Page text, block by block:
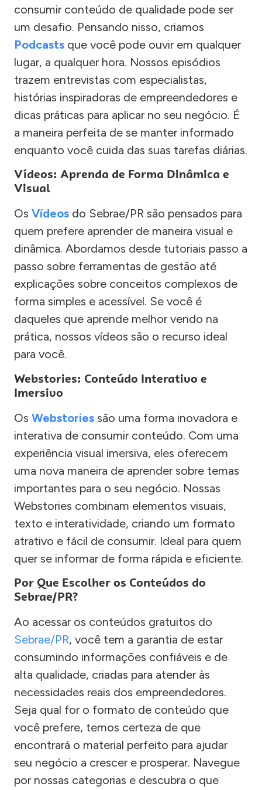
consumir conteúdo de qualidade pode ser
um desafio. Pensando nisso, criamos
Podcasts que você pode ouvir em qualquer
lugar, a qualquer hora. Nossos episódios
trazem entrevistas com especialistas,
histórias inspiradoras de empreendedores e
dicas práticas para aplicar no seu negócio. É
a maneira perfeita de se manter informado
enquanto você cuida das suas tarefas diárias.
Vídeos: Aprenda de Forma Dinâmica e
Visual
Os Vídeos do Sebrae/PR são pensados para
quem prefere aprender de maneira visual e
dinâmica. Abordamos desde tutoriais passo a
passo sobre ferramentas de gestão até
explicações sobre conceitos complexos de
forma simples e acessível. Se você é
daqueles que aprende melhor vendo na
prática, nossos vídeos são o recurso ideal
para você.
Webstories: Conteúdo Interativo e
Imersivo
Os Webstories são uma forma inovadora e
interativa de consumir conteúdo. Com uma
experiência visual imersiva, eles oferecem
uma nova maneira de aprender sobre temas
importantes para o seu negócio. Nossas
Webstories combinam elementos visuais,
texto e interatividade, criando um formato
atrativo e fácil de consumir. Ideal para quem
quer se informar de forma rápida e eficiente.
Por Que Escolher os Conteúdos do
Sebrae/PR?
Ao acessar os conteúdos gratuitos do
Sebrae/PR, você tem a garantia de estar
consumindo informações confiáveis e de
alta qualidade, criadas para atender às
necessidades reais dos empreendedores.
Seja qual for o formato de conteúdo que
você prefere, temos certeza de que
encontrará o material perfeito para ajudar
seu negócio a crescer e prosperar. Navegue
por nossas categorias e descubra o que